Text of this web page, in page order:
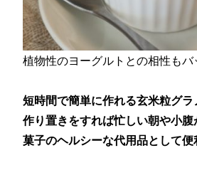
植物性のヨーグルトとの相性もバ
短時間で簡単に作れる玄米粒グ
作り置きをすれば忙しい朝や小
菓子のヘルシーな代用品として